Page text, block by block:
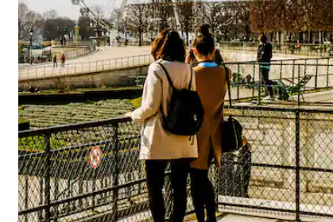
teclas de flecha hacia arriba y hacia abajo o explora con el